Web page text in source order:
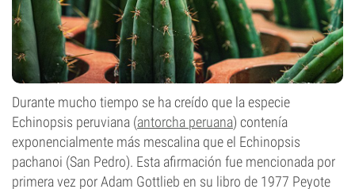
Durante mucho tiempo se ha creído que la especie
Echinopsis peruviana (antorcha peruana) contenía
exponencialmente más mescalina que el Echinopsis
pachanoi (San Pedro). Esta afirmación fue mencionada por
primera vez por Adam Gottlieb en su libro de 1977 Peyote